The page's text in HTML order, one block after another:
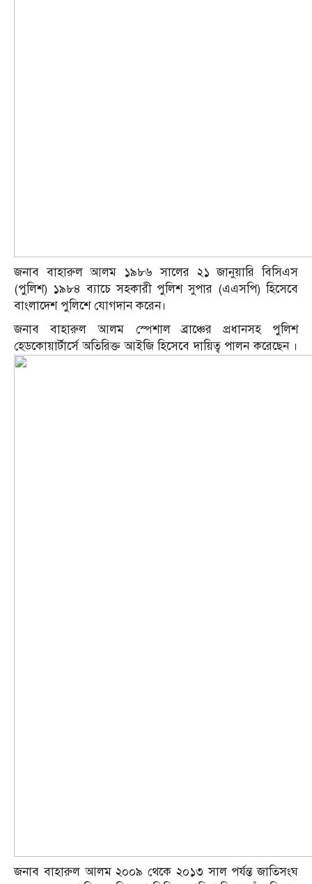
জনাব বাহারুল আলম ১৯৮৬ সালের ২১ জানুয়ারি বিসিএস
(পুলিশ) ১৯৮৪ ব্যাচে সহকারী পুলিশ সুপার (এএসপি) হিসেবে
বাংলাদেশ পুলিশে যোগদান করেন।
জনাব বাহারুল আলম স্পেশাল ব্রাঞ্চের প্রধানসহ পুলিশ
হেডকোয়ার্টার্সে অতিরিক্ত আইজি হিসেবে দায়িত্ব পালন করেছেন ।
জনাব বাহারুল আলম ২০০৯ থেকে ২০১৩ সাল পর্যন্ত জাতিসংঘ